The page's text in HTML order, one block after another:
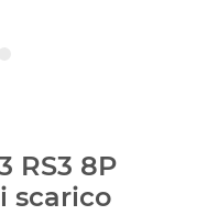
RS3 8P
scarico